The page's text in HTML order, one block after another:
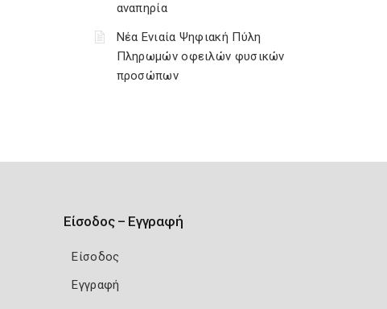
αναπηρία
Νέα Ενιαία Ψηφιακή Πύλη
Πληρωμών οφειλών φυσικών
προσώπων
Είσοδος – Εγγραφή
Είσοδος
Εγγραφή